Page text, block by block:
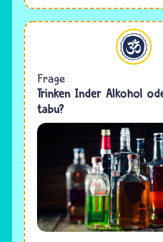
Hinduismus
Frage
Trinken Inder Alkohol
tabu?